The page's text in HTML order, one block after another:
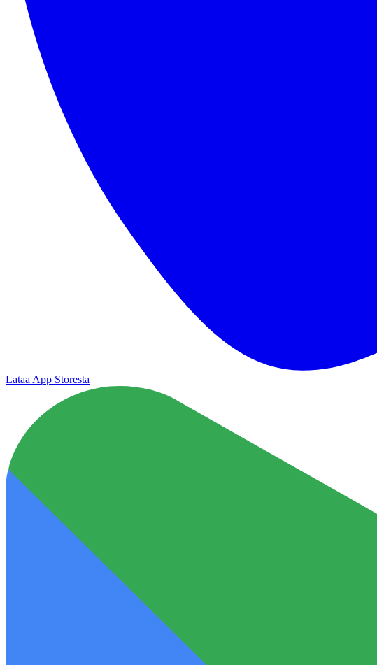
Lataa App Storesta